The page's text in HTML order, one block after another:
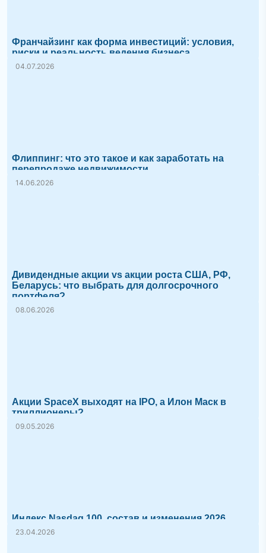
Франчайзинг как форма инвестиций: условия,
риски и реальность ведения бизнеса
04.07.2026
Флиппинг: что это такое и как заработать на
перепродаже недвижимости
14.06.2026
Дивидендные акции vs акции роста США, РФ,
Беларусь: что выбрать для долгосрочного
портфеля?
08.06.2026
Акции SpaceX выходят на IPO, а Илон Маск в
триллионеры?
09.05.2026
Индекс Nasdaq 100, состав и изменения 2026
23.04.2026